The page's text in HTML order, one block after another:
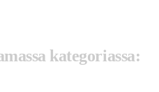
kategoriassa: